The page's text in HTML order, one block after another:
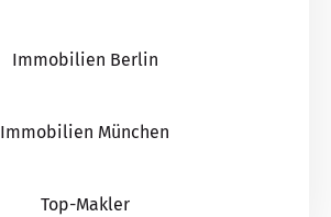
Immobilien Berlin
Immobilien München
Top-Makler